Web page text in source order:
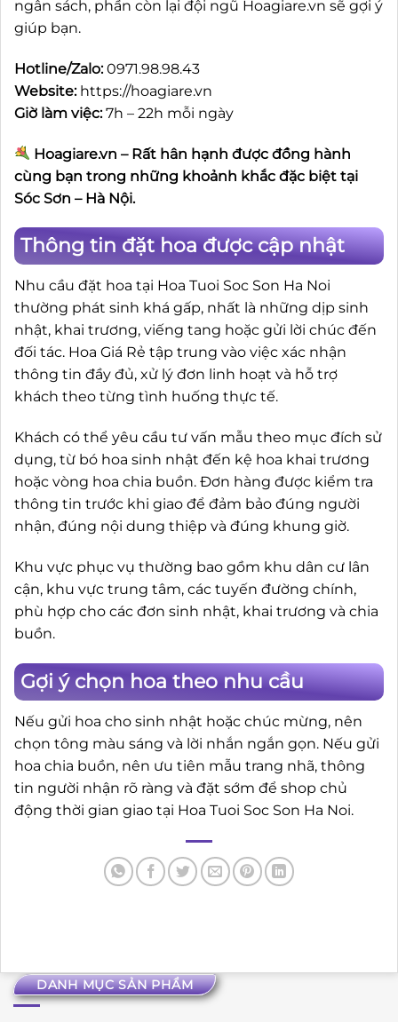
DANH MỤC SẢN PHẨM
ngân sách, phần còn lại đội ngũ Hoagiare.vn sẽ gợi ý
giúp bạn.
Hotline/Zalo:0971.98.98.43
Website: https://hoagiare.vn
Giờ làm việc:7h – 22h mỗi ngày
Hoagiare.vn – Rất hân hạnh được đồng hành
cùng bạn trong những khoảnh khắc đặc biệt tại
Sóc Sơn – Hà Nội.
Thông tin đặt hoa được cập nhật
Nhu cầu đặt hoa tại Hoa Tuoi Soc Son Ha Noi
thường phát sinh khá gấp, nhất là những dịp sinh
nhật, khai trương, viếng tang hoặc gửi lời chúc đến
đối tác. Hoa Giá Rẻ tập trung vào việc xác nhận
thông tin đầy đủ, xử lý đơn linh hoạt và hỗ trợ
khách theo từng tình huống thực tế.
Khách có thể yêu cầu tư vấn mẫu theo mục đích sử
dụng, từ bó hoa sinh nhật đến kệ hoa khai trương
hoặc vòng hoa chia buồn. Đơn hàng được kiểm tra
thông tin trước khi giao để đảm bảo đúng người
nhận, đúng nội dung thiệp và đúng khung giờ.
Khu vực phục vụ thường bao gồm khu dân cư lân
cận, khu vực trung tâm, các tuyến đường chính,
phù hợp cho các đơn sinh nhật, khai trương và chia
buồn.
Gợi ý chọn hoa theo nhu cầu
Nếu gửi hoa cho sinh nhật hoặc chúc mừng, nên
chọn tông màu sáng và lời nhắn ngắn gọn. Nếu gửi
hoa chia buồn, nên ưu tiên mẫu trang nhã, thông
tin người nhận rõ ràng và đặt sớm để shop chủ
động thời gian giao tại Hoa Tuoi Soc Son Ha Noi.